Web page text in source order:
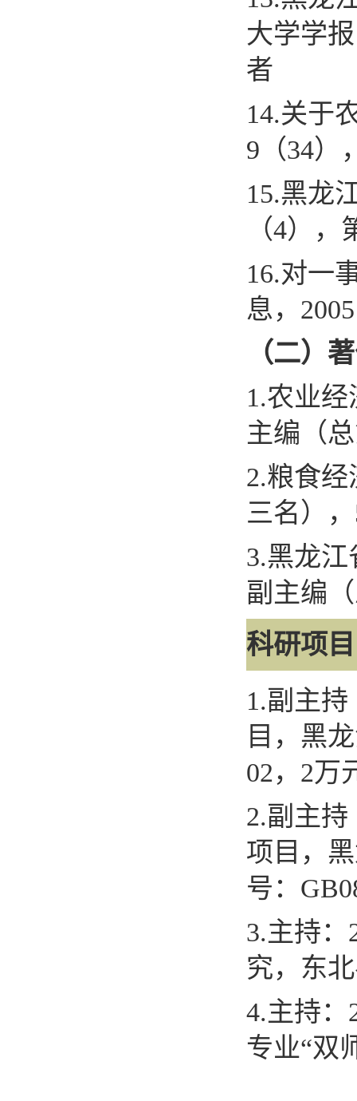
大学学
者
14.关于
9 （34）
15.黑龙
（4），
16.对一
息， 2005
（二）
1.农业经
主编（
2.粮食经
三名），
3.黑龙江
副主编
科研项目
1.副主持
目，黑
02， 2万
2.副主持
项目，
号：
3.主持：
究，东
4.主持：
专业“双